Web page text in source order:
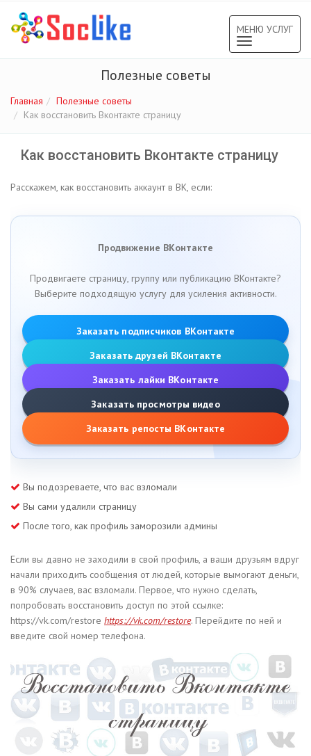
МЕНЮ УСЛУГ
navigation
Полезные советы
Главная
Полезные советы
Как восстановить Вконтакте страницу
Как восстановить Вконтакте страницу
Расскажем, как восстановить аккаунт в ВК, если:
Продвижение ВКонтакте
Продвигаете страницу, группу или публикацию ВКонтакте?
Выберите подходящую услугу для усиления активности.
Заказать подписчиков ВКонтакте
Заказать друзей ВКонтакте
Заказать лайки ВКонтакте
Заказать просмотры видео
Заказать репосты ВКонтакте
Вы подозреваете, что вас взломали
Вы сами удалили страницу
После того, как профиль заморозили админы
Если вы давно не заходили в свой профиль, а ваши друзьям вдруг
начали приходить сообщения от людей, которые вымогают деньги,
в 90% случаев, вас взломали. Первое, что нужно сделать,
попробовать восстановить доступ по этой ссылке:
https://vk.com/restore https://vk.com/restore. Перейдите по ней и
введите свой номер телефона.